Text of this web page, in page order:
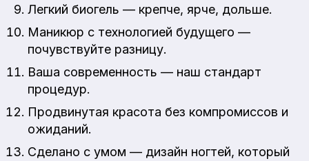
Легкий биогель — крепче, ярче, дольше.
Маникюр с технологией будущего —
почувствуйте разницу.
Ваша современность — наш стандарт
процедур.
Продвинутая красота без компромиссов и
ожиданий.
Сделано с умом — дизайн ногтей, который